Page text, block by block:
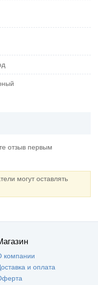
отзыв первым
могут оставлять
компании
и оплата